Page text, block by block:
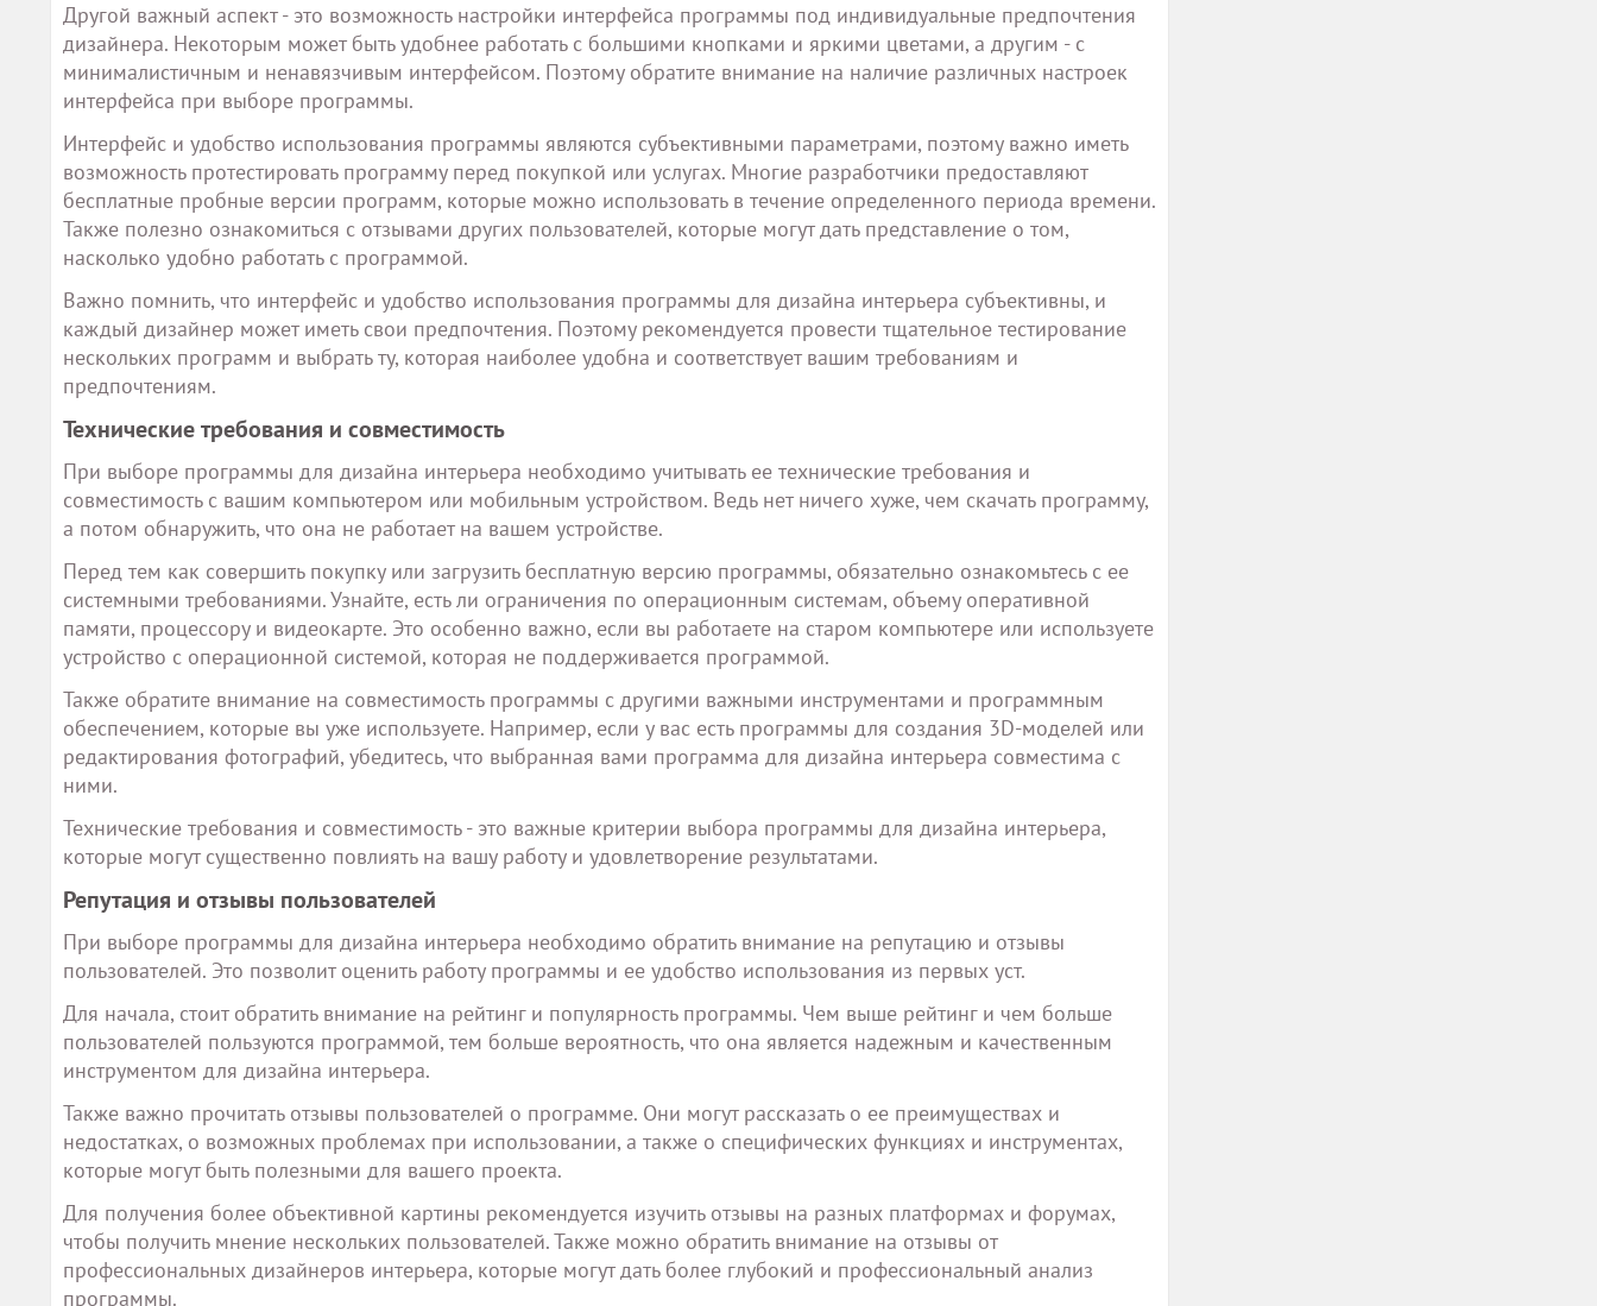
Другой важный аспект - это возможность настройки интерфейса программы под индивидуальные предпочтения
дизайнера. Некоторым может быть удобнее работать с большими кнопками и яркими цветами, а другим - с
минималистичным и ненавязчивым интерфейсом. Поэтому обратите внимание на наличие различных настроек
интерфейса при выборе программы.
Интерфейс и удобство использования программы являются субъективными параметрами, поэтому важно иметь
возможность протестировать программу перед покупкой или услугах. Многие разработчики предоставляют
бесплатные пробные версии программ, которые можно использовать в течение определенного периода времени.
Также полезно ознакомиться с отзывами других пользователей, которые могут дать представление о том,
насколько удобно работать с программой.
Важно помнить, что интерфейс и удобство использования программы для дизайна интерьера субъективны, и
каждый дизайнер может иметь свои предпочтения. Поэтому рекомендуется провести тщательное тестирование
нескольких программ и выбрать ту, которая наиболее удобна и соответствует вашим требованиям и
предпочтениям.
Технические требования и совместимость
При выборе программы для дизайна интерьера необходимо учитывать ее технические требования и
совместимость с вашим компьютером или мобильным устройством. Ведь нет ничего хуже, чем скачать программу,
а потом обнаружить, что она не работает на вашем устройстве.
Перед тем как совершить покупку или загрузить бесплатную версию программы, обязательно ознакомьтесь с ее
системными требованиями. Узнайте, есть ли ограничения по операционным системам, объему оперативной
памяти, процессору и видеокарте. Это особенно важно, если вы работаете на старом компьютере или используете
устройство с операционной системой, которая не поддерживается программой.
Также обратите внимание на совместимость программы с другими важными инструментами и программным
обеспечением, которые вы уже используете. Например, если у вас есть программы для создания 3D-моделей или
редактирования фотографий, убедитесь, что выбранная вами программа для дизайна интерьера совместима с
ними.
Технические требования и совместимость - это важные критерии выбора программы для дизайна интерьера,
которые могут существенно повлиять на вашу работу и удовлетворение результатами.
Репутация и отзывы пользователей
При выборе программы для дизайна интерьера необходимо обратить внимание на репутацию и отзывы
пользователей. Это позволит оценить работу программы и ее удобство использования из первых уст.
Для начала, стоит обратить внимание на рейтинг и популярность программы. Чем выше рейтинг и чем больше
пользователей пользуются программой, тем больше вероятность, что она является надежным и качественным
инструментом для дизайна интерьера.
Также важно прочитать отзывы пользователей о программе. Они могут рассказать о ее преимуществах и
недостатках, о возможных проблемах при использовании, а также о специфических функциях и инструментах,
которые могут быть полезными для вашего проекта.
Для получения более объективной картины рекомендуется изучить отзывы на разных платформах и форумах,
чтобы получить мнение нескольких пользователей. Также можно обратить внимание на отзывы от
профессиональных дизайнеров интерьера, которые могут дать более глубокий и профессиональный анализ
программы.